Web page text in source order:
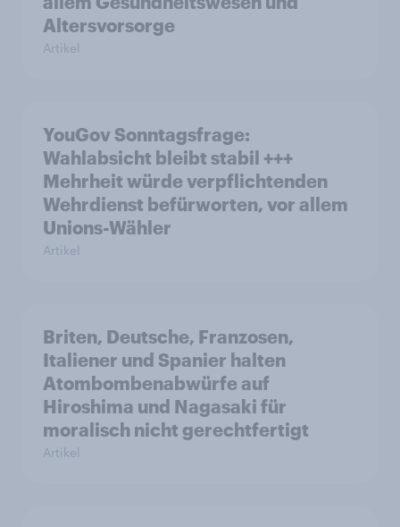
Altersvorsorge
Artikel
YouGov Sonntagsfrage:
Wahlabsicht bleibt stabil +++
Mehrheit würde verpflichtenden
Wehrdienst befürworten, vor allem
Unions-Wähler
Artikel
Briten, Deutsche, Franzosen,
Italiener und Spanier halten
Atombombenabwürfe auf
Hiroshima und Nagasaki für
moralisch nicht gerechtfertigt
Artikel